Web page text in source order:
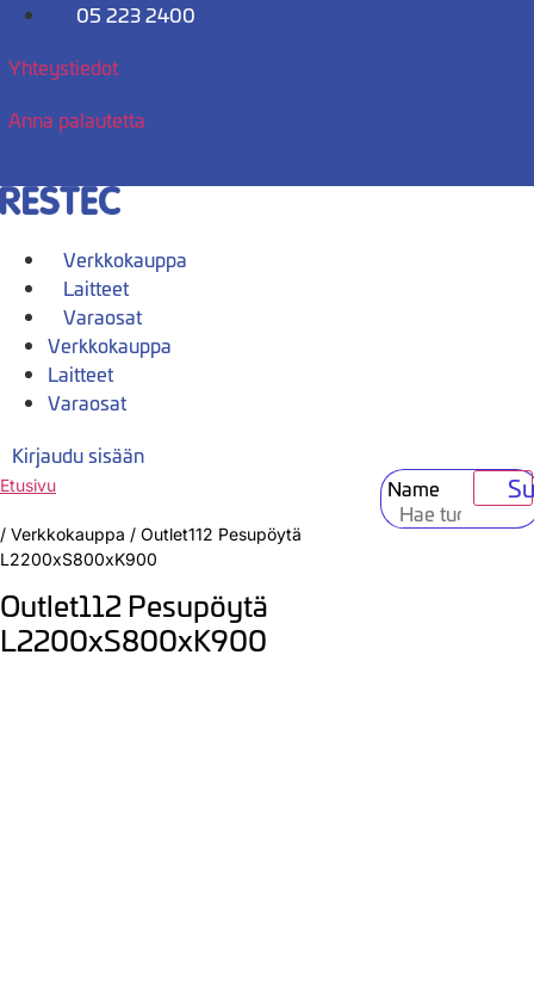
Mene
05 223 2400
Yhteystiedot
Anna palautetta
Verkkokauppa
Laitteet
Varaosat
Verkkokauppa
Laitteet
Varaosat
Kirjaudu sisään
Name
Etusivu
/ Verkkokauppa / Outlet112 Pesupöytä
L2200xS800xK900
Outlet112 Pesupöytä
L2200xS800xK900